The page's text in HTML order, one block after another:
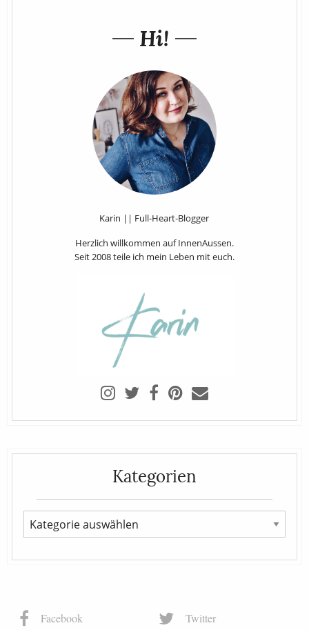
Hi!
Karin || Full-Heart-Blogger
Herzlich willkommen auf InnenAussen.
Seit 2008 teile ich mein Leben mit euch.
Kategorien
Facebook Twitter